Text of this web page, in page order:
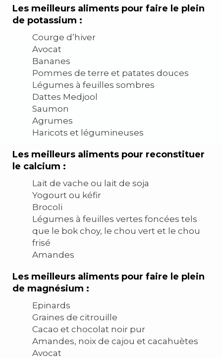
Les meilleurs aliments pour faire le plein
de potassium :
Courge d’hiver
Avocat
Bananes
Pommes de terre et patates douces
Légumes à feuilles sombres
Dattes Medjool
Saumon
Agrumes
Haricots et légumineuses
Les meilleurs aliments pour reconstituer
le calcium :
Lait de vache ou lait de soja
Yogourt ou kéfir
Brocoli
Légumes à feuilles vertes foncées tels
que le bok choy, le chou vert et le chou
frisé
Amandes
Les meilleurs aliments pour faire le plein
de magnésium :
Epinards
Graines de citrouille
Cacao et chocolat noir pur
Amandes, noix de cajou et cacahuètes
Avocat